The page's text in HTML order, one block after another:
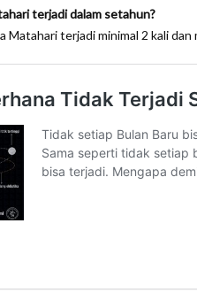
terjadi dalam setahun?
Matahari terjadi minimal 2 kali dan